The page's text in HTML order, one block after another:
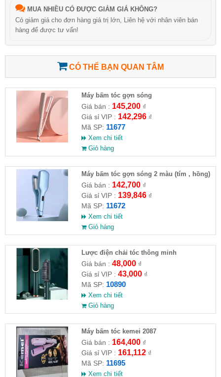
MUA NHIỀU CÓ ĐƯỢC GIẢM GIÁ KHÔNG?
Có giảm giá cho đơn hàng giá trị lớn, Liên hệ với nhân viên bán
hàng để được tư vấn!
CÓ THỂ BẠN QUAN TÂM
Máy bấm tóc gợn sóng
Giá bán : 145,200₫
Giá sỉ VIP : 142,296₫
Mã SP: 11677
Xem chi tiết
Giỏ hàng
Máy bấm tóc gợn sóng 2 màu (tím , hồng)
Giá bán : 142,700₫
Giá sỉ VIP : 139,846₫
Mã SP: 11672
Xem chi tiết
Giỏ hàng
Lược điện chải tóc thông minh
Giá bán : 48,000₫
Giá sỉ VIP : 43,000₫
Mã SP: 10890
Xem chi tiết
Giỏ hàng
Máy bấm tóc kemei 2087
Giá bán : 164,400₫
Giá sỉ VIP : 161,112₫
Mã SP: 11695
Xem chi tiết